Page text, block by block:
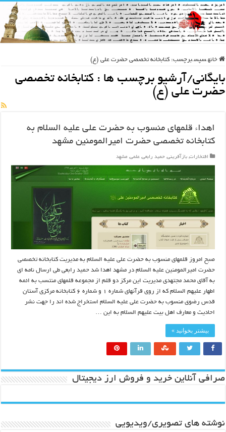
خانه سپس برچسب: کتابخانه تخصصی حضرت علی (ع)
بایگانی/آرشیو برچسب ها : کتابخانه تخصصی
حضرت علی (ع)
اهداء قلمهای منسوب به حضرت علی علیه السلام به
کتابخانه تخصصی حضرت امیرالمومنین مشهد
افتخارات, بازآفرینی, حمید رابعی, علمی, مشهد
صبح امروز قلمهای منسوب به حضرت علی علیه السلام به مدیریت کتابخانه تخصصی
حضرت امیرالمومنین علیه السلام در مشهد اهدا شد حمید رابعی طی ارسال نامه ای
به آقای محمد مجتهدی مدیریت این مرکز دو قلم از مجموعه قلمهای منتسب به ائمه
اطهار علیهم السلام که از روی قرآنهای شماره ۱ و شماره ۶ کتابخانه مرکزی آستان
قدس رضوی منسوب به حضرت علی علیه السلام استخراج شده اند را جهت نشر
احادیث و معارف اهل بیت علیهم السلام به این …
بیشتر بخوانید »
صرافی آنلاین خرید و فروش ارز دیجیتال
نوشته های تصویری/ویدیویی